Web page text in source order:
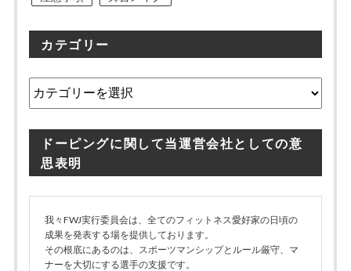
カテゴリー
テ
リ
ドーピングに関して当運営会社としての意
思表明
我々FWJ実行委員会は、全てのフィットネス愛好家の日頃の
成果を発表する場を提供しております。
その根底にあるのは、スポーツマンシップとルール厳守、マ
ナーを大切にする選手の支援です。